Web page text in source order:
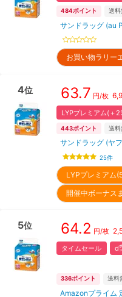
484ポイント 送料
サンドラッグ (au
お買い物ラリ
4位 63.7 円/枚
LYPプレミアム(＋
443ポイント 送料
サンドラッグ (ヤ
25件
LYPプレミア
開催中ボーナ
5位 64.2 円/枚
タイムセール d
336ポイント 送料
Amazonプライム